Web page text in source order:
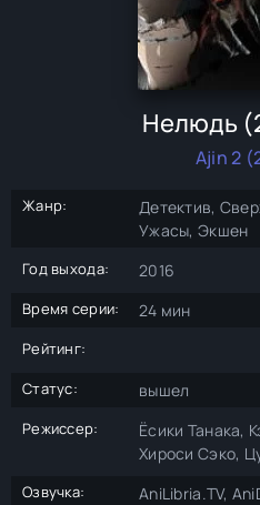
Нелюдь
Ajin 2
Жанр:
Детектив,
Ужасы, Экшен
Год выхода: 2016
Время серии: 24 мин
Рейтинг:
Статус:
вышел
Режиссер:
Ёсики Танака,
Хироси Сэко,
Озвучка:
AniLibria.TV,